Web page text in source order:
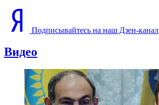
Подписывайтесь на наш Дзен-канал
Видео